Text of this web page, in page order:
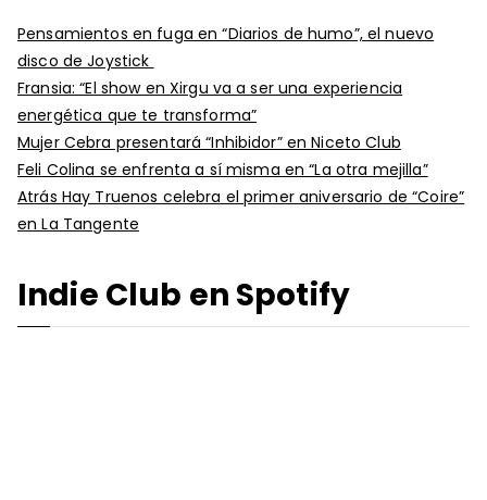
Pensamientos en fuga en “Diarios de humo”, el nuevo
disco de Joystick
Fransia: “El show en Xirgu va a ser una experiencia
energética que te transforma”
Mujer Cebra presentará “Inhibidor” en Niceto Club
Feli Colina se enfrenta a sí misma en “La otra mejilla”
Atrás Hay Truenos celebra el primer aniversario de “Coire”
en La Tangente
Indie Club en Spotify